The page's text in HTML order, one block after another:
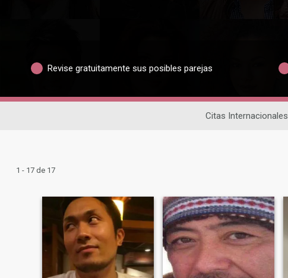
Revise gratuitamente sus posibles parejas
Citas Internacionales
1 - 17 de 17